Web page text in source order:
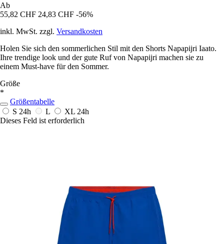
Ab
55,82 CHF 24,83 CHF -56%
inkl. MwSt. zzgl. Versandkosten
Holen Sie sich den sommerlichen Stil mit den Shorts Napapijri Iaato.
Ihre trendige look und der gute Ruf von Napapijri machen sie zu
einem Must-have für den Sommer.
Größe
*
Größentabelle
S 24h L XL 24h
Dieses Feld ist erforderlich